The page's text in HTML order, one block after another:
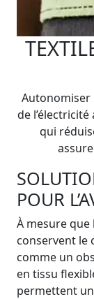
Autonomiser
de
qui
POUR
À mesure
conservent
comme un
en tissu
permettent